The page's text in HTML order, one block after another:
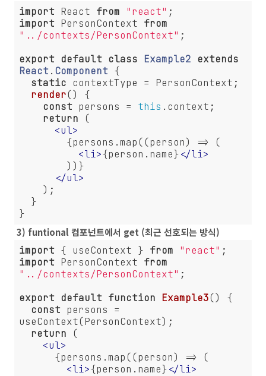
import React from "react"
import PersonContext from
"../contexts/PersonContext" ;
export default class Example2 extends
React. Component {
static contextType = PersonContext;
render()
{
const persons = this .context;
return (
<ul>
<li>{person.name}</li>
</ul>
}
3) funtional 컴포넌트에서 get (최근 선호되는 방식)
import { useContext } from "react"
import PersonContext from
"../contexts/PersonContext" ;
export default function Example3() {
const persons =
useContext(PersonContext);
return (
<ul>
<li>{person.name}</li>